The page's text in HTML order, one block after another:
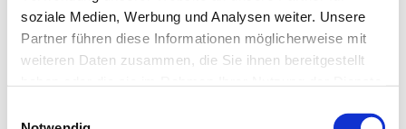
soziale Medien, Werbung und Analysen weiter. Unsere
Partner führen diese Informationen möglicherweise mit
weiteren Daten zusammen, die Sie ihnen bereitgestellt